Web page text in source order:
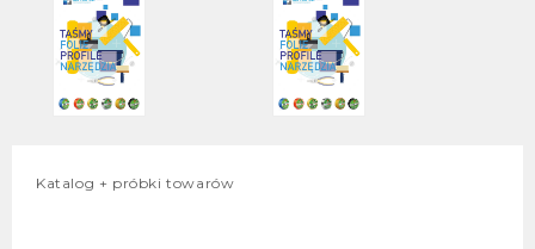
Katalog + próbki towarów